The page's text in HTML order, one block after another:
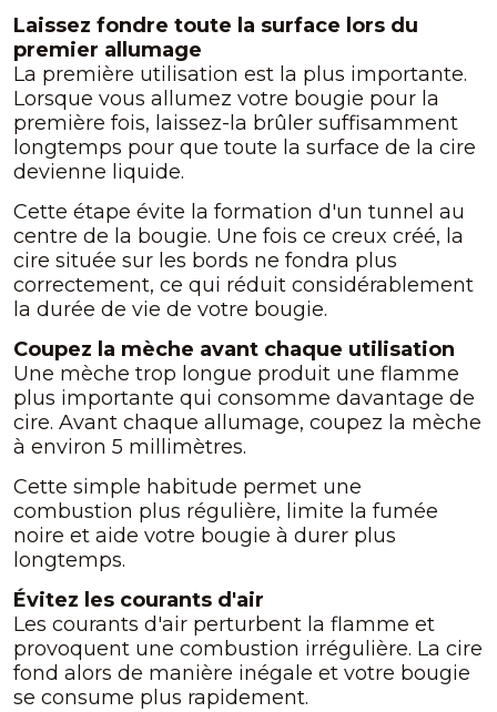
Laissez fondre toute la surface lors du
premier allumage
La première utilisation est la plus importante.
Lorsque vous allumez votre bougie pour la
première fois, laissez-la brûler suffisamment
longtemps pour que toute la surface de la cire
devienne liquide.
Cette étape évite la formation d'un tunnel au
centre de la bougie. Une fois ce creux créé, la
cire située sur les bords ne fondra plus
correctement, ce qui réduit considérablement
la durée de vie de votre bougie.
Coupez la mèche avant chaque utilisation
Une mèche trop longue produit une flamme
plus importante qui consomme davantage de
cire. Avant chaque allumage, coupez la mèche
à environ 5 millimètres.
Cette simple habitude permet une
combustion plus régulière, limite la fumée
noire et aide votre bougie à durer plus
longtemps.
Évitez les courants d'air
Les courants d'air perturbent la flamme et
provoquent une combustion irrégulière. La cire
fond alors de manière inégale et votre bougie
se consume plus rapidement.